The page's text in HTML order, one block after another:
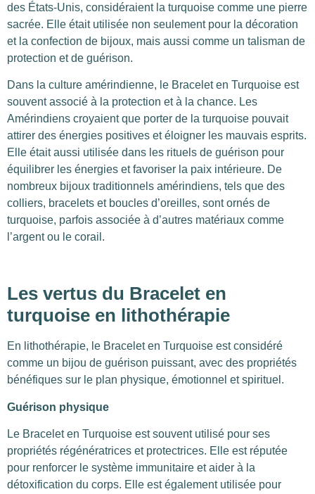
des États-Unis, considéraient la turquoise comme une pierre
sacrée. Elle était utilisée non seulement pour la décoration
et la confection de bijoux, mais aussi comme un talisman de
protection et de guérison.
Dans la culture amérindienne, le Bracelet en Turquoise est
souvent associé à la protection et à la chance. Les
Amérindiens croyaient que porter de la turquoise pouvait
attirer des énergies positives et éloigner les mauvais esprits.
Elle était aussi utilisée dans les rituels de guérison pour
équilibrer les énergies et favoriser la paix intérieure. De
nombreux bijoux traditionnels amérindiens, tels que des
colliers, bracelets et boucles d’oreilles, sont ornés de
turquoise, parfois associée à d’autres matériaux comme
l’argent ou le corail.
Les vertus du Bracelet en
turquoise en lithothérapie
En lithothérapie, le Bracelet en Turquoise est considéré
comme un bijou de guérison puissant, avec des propriétés
bénéfiques sur le plan physique, émotionnel et spirituel.
Guérison physique
Le Bracelet en Turquoise est souvent utilisé pour ses
propriétés régénératrices et protectrices. Elle est réputée
pour renforcer le système immunitaire et aider à la
détoxification du corps. Elle est également utilisée pour